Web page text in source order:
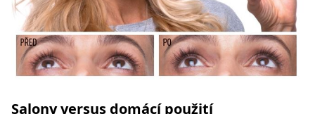
Salony versus domácí použití